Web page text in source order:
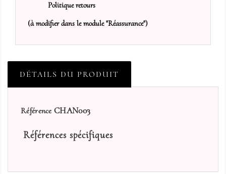
Politique retours
(à modifier dans le module "Réassurance")
DÉTAILS DU PRODUIT
Référence CHAN003
Références spécifiques